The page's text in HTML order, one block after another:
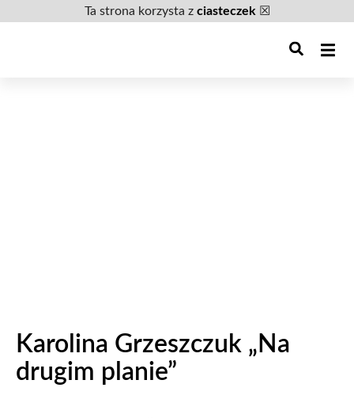
Karolina Grzeszczuk „Na
drugim planie”
Ta strona korzysta z ciasteczek ☒